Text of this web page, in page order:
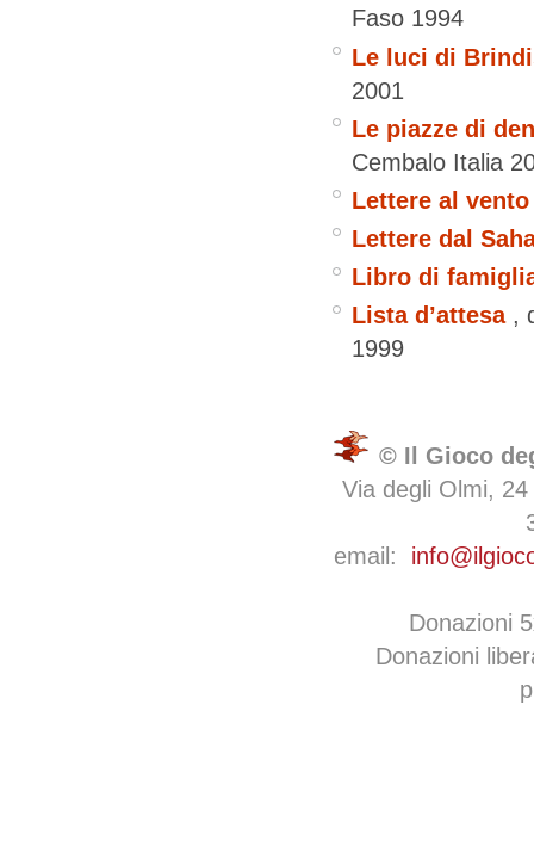
Faso 1994
Le luci di
2001
Le piazze di
Cembalo Italia
Lettere al vento
Lettere dal
Libro di
Lista d’attesa ,
1999
© Il Gioco
Via degli Olmi,
email:
Donazioni
Donazioni